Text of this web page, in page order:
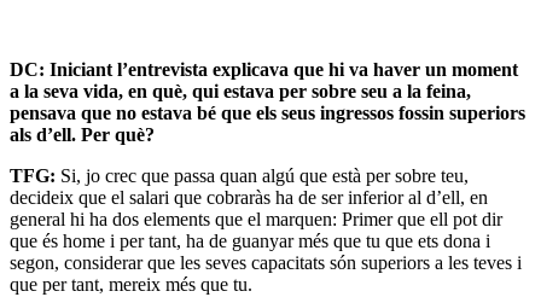
DC: Iniciant l’entrevista explicava que hi va haver un moment
a la seva vida, en què, qui estava per sobre seu a la feina,
pensava que no estava bé que els seus ingressos fossin superiors
als d’ell. Per què?
TFG: Si, jo crec que passa quan algú que està per sobre teu,
decideix que el salari que cobraràs ha de ser inferior al d’ell, en
general hi ha dos elements que el marquen: Primer que ell pot dir
que és home i per tant, ha de guanyar més que tu que ets dona i
segon, considerar que les seves capacitats són superiors a les teves i
que per tant, mereix més que tu.